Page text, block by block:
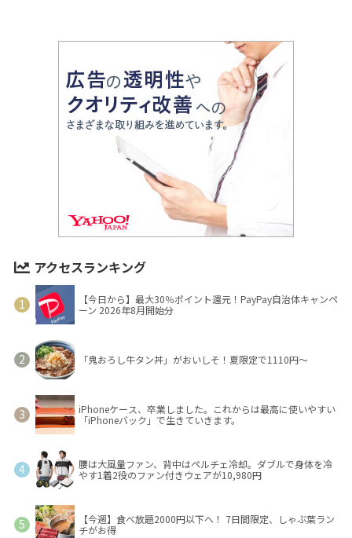
アクセスランキング
【今日から】最大30％ポイント還元！PayPay自治体キャンペ
ーン 2026年8月開始分
「鬼おろし牛タン丼」がおいしそ！夏限定で1110円～
iPhoneケース、卒業しました。これからは最高に使いやすい
「iPhoneバック」で生きていきます。
腰は大風量ファン、背中はペルチェ冷却。ダブルで身体を冷
やす1着2役のファン付きウェアが10,980円
【今週】食べ放題2000円以下へ！ 7日間限定、しゃぶ葉ラン
チがお得